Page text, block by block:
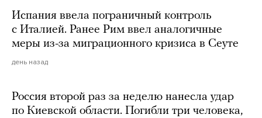
Испания ввела пограничный контроль
с Италией. Ранее Рим ввел аналогичные
меры из-за миграционного кризиса в Сеуте
день назад
Россия второй раз за неделю нанесла удар
по Киевской области. Погибли три человека,